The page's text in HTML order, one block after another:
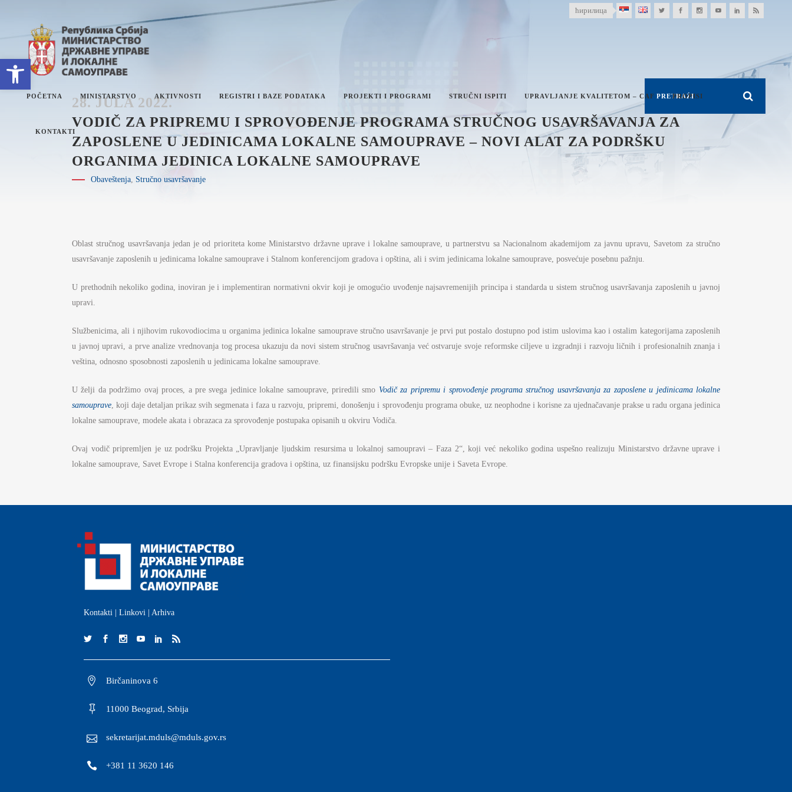
Open toolbar
ћирилица
POČETNA MINISTARSTVO
O MINISTARSTVU
SEKTORI
UPRAVNI INSPEKTORAT
ETIKA I INTEGRITET
JAVNOSTI RADA MINISTARSTVA
DRŽAVNE UPRAVE I LOKALNE
INFORMATOR O RADU
FINANSIJSKO UPRAVLJANJE I
KONTROLA
JAVNE NABAVKE
PLAN JAVNIH NABAVKI I IZVEŠTAJI
AKTIVNOSTI REGISTRI I BAZE PODATAKA PROJEKTI I PROGRAMI STRUČNI ISPITI UPRAVLJANJE KVALITETOM – CAF PROPISI
KONTAKTI
28. JULA 2022.
VODIČ ZA PRIPREMU I SPROVOĐENJE PROGRAMA STRUČNOG USAVRŠAVANJA ZA
ZAPOSLENE U JEDINICAMA LOKALNE SAMOUPRAVE – NOVI ALAT ZA PODRŠKU
ORGANIMA JEDINICA LOKALNE SAMOUPRAVE
Obaveštenja, Stručno usavršavanje
Oblast stručnog usavršavanja jedan je od prioriteta kome Ministarstvo državne uprave i lokalne samouprave, u partnerstvu sa Nacionalnom akademijom za javnu upravu, Savetom za stručno
usavršavanje zaposlenih u jedinicama lokalne samouprave i Stalnom konferencijom gradova i opština, ali i svim jedinicama lokalne samouprave, posvećuje posebnu pažnju.
U prethodnih nekoliko godina, inoviran je i implementiran normativni okvir koji je omogućio uvođenje najsavremenijih principa i standarda u sistem stručnog usavršavanja zaposlenih u javnoj
upravi.
Službenicima, ali i njihovim rukovodiocima u organima jedinica lokalne samouprave stručno usavršavanje je prvi put postalo dostupno pod istim uslovima kao i ostalim kategorijama zaposlenih
u javnoj upravi, a prve analize vrednovanja tog procesa ukazuju da novi sistem stručnog usavršavanja već ostvaruje svoje reformske ciljeve u izgradnji i razvoju ličnih i profesionalnih znanja i
veština, odnosno sposobnosti zaposlenih u jedinicama lokalne samouprave.
U želji da podržimo ovaj proces, a pre svega jedinice lokalne samouprave, priredili smo Vodič za pripremu i sprovođenje programa stručnog usavršavanja za zaposlene u jedinicama lokalne
samouprave, koji daje detaljan prikaz svih segmenata i faza u razvoju, pripremi, donošenju i sprovođenju programa obuke, uz neophodne i korisne za ujednačavanje prakse u radu organa jedinica
lokalne samouprave, modele akata i obrazaca za sprovođenje postupaka opisanih u okviru Vodiča.
Ovaj vodič pripremljen je uz podršku Projekta „Upravljanje ljudskim resursima u lokalnoj samoupravi – Faza 2“, koji već nekoliko godina uspešno realizuju Ministarstvo državne uprave i
lokalne samouprave, Savet Evrope i Stalna konferencija gradova i opština, uz finansijsku podršku Evropske unije i Saveta Evrope.
Kontakti Linkovi Arhiva
Birčaninova 6
11000 Beograd, Srbija
sekretarijat.mduls@mduls.gov.rs
+381 11 3620 146